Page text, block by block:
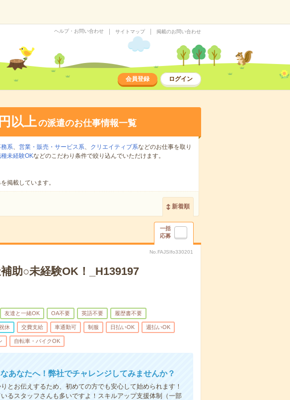
ヘルプ・お問い合わせ サイトマップ 掲載のお問い合わせ
会員登録 ログイン
以上の派遣のお仕事情報一覧
系、 営業・販売・サービス系、 クリエイティブ系などのお仕事を取り
未経験OKなどのこだわり条件で絞り込んでいただけます。
掲載しています。
新着順
一括
応募
No.FAJSIfo330201
助○未経験OK！_H139197
友達と一緒OK OA不要 英語不要 履歴書不要
休 交費支給 車通勤可 制服 日払いOK 週払いOK
自転車・バイクOK
あなたへ！弊社でチャレンジしてみませんか？
とお伝えするため、初めての方でも安心して始められます！
るスタッフさんも多いですよ！スキルアップ支援体制（一部